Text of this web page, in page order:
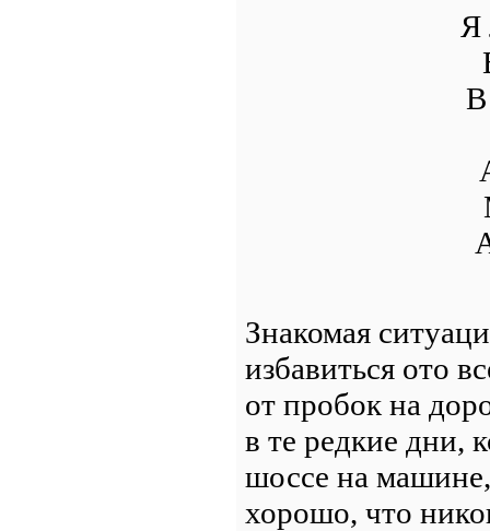
Я
В
Знакомая
избавиться ото
от пробок на
в те редкие дни,
шоссе на
хорошо, что